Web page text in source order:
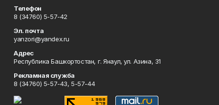
Телефон
8 (34760) 5-57-42
Эл. почта
yanzori@yandex.ru
Адрес
Республика Башкортостан, г. Янаул, ул. Азина, 31
Рекламная служба
8 (34760) 5-57-43, 5-57-44